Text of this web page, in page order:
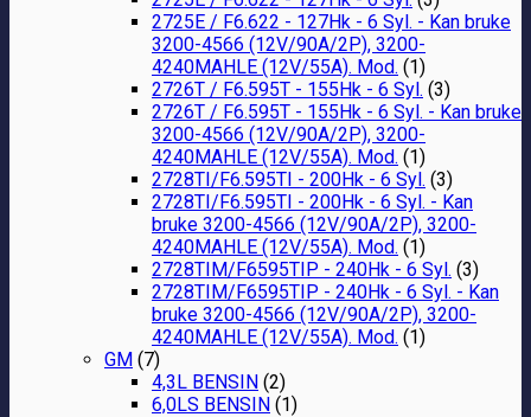
2725E / F6.622 - 127Hk - 6 Syl. - Kan bruke
3200-4566 (12V/90A/2P), 3200-
4240MAHLE (12V/55A). Mod. (1)
2726T / F6.595T - 155Hk - 6 Syl. (3)
2726T / F6.595T - 155Hk - 6 Syl. - Kan bruke
3200-4566 (12V/90A/2P), 3200-
4240MAHLE (12V/55A). Mod. (1)
2728TI/F6.595TI - 200Hk - 6 Syl. (3)
2728TI/F6.595TI - 200Hk - 6 Syl. - Kan
bruke 3200-4566 (12V/90A/2P), 3200-
4240MAHLE (12V/55A). Mod. (1)
2728TIM/F6595TIP - 240Hk - 6 Syl. (3)
2728TIM/F6595TIP - 240Hk - 6 Syl. - Kan
bruke 3200-4566 (12V/90A/2P), 3200-
4240MAHLE (12V/55A). Mod. (1)
GM (7)
4,3L BENSIN (2)
6,0LS BENSIN (1)